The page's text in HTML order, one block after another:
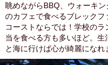
眺めながらBBQ、ウォーキ
のカフェで食べるブレック
コーストならでは！学校の
当を食べる方も多いほど。
と海に行けば心が綺麗になれ